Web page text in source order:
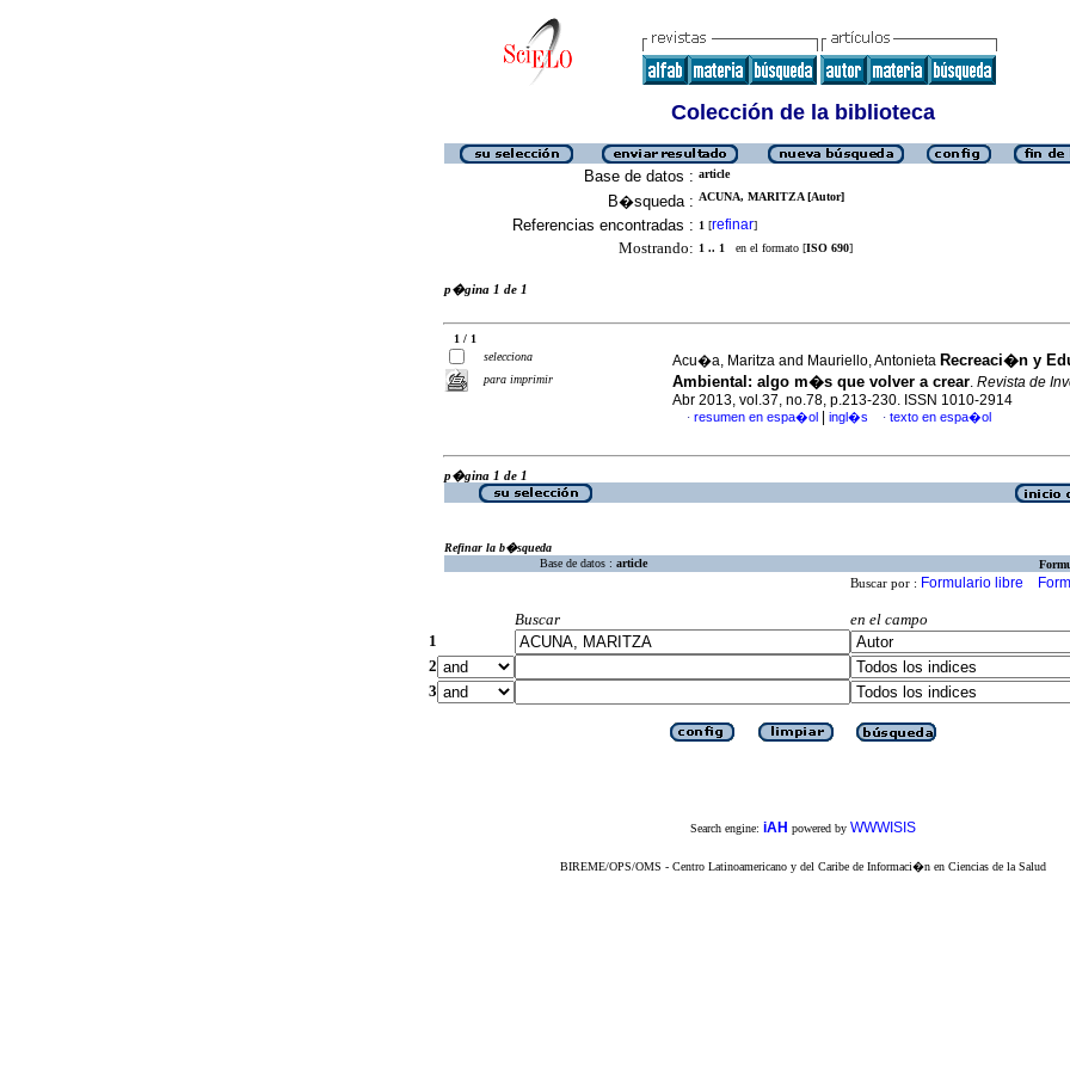
Colección de la biblioteca
Base de datos : article
B�squeda : ACUNA, MARITZA [Autor]
Referencias encontradas : 1 [refinar]
Mostrando: 1 .. 1 en el formato [ISO 690]
p�gina 1 de 1
1 / 1
selecciona
para imprimir
Acu�a, Maritza and Mauriello, Antonieta Recreaci�n y
Ambiental : algo m�s que volver a crear. Revista de
Abr 2013, vol.37, no.78, p.213-230. ISSN 1010-2914
· resumen en espa�ol ingl�s · texto en espa�ol
p�gina 1 de 1
Refinar la b�squeda
Base de datos : article
Buscar por : Formulario libre
Buscar
en el campo
1
2
3
Search engine: iAH powered by WWWISIS
BIREME/OPS/OMS - Centro Latinoamericano y del Caribe de Informaci�n en Ciencias de la Salud